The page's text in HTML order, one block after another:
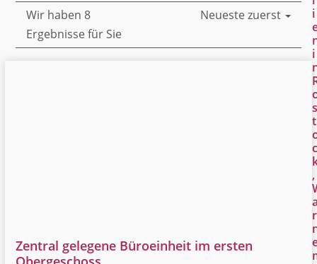
Wir haben 8
Ergebnisse für Sie
Neueste zuerst
Zentral gelegene Büroeinheit im ersten
i
i
s
t
c
,
r